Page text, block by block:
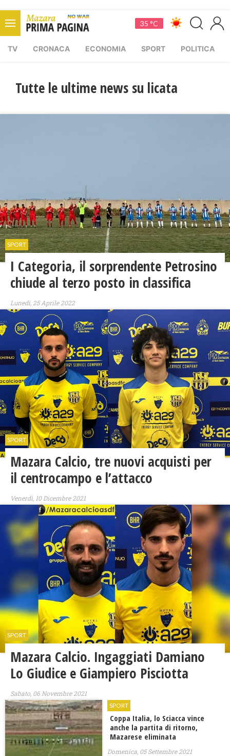
35 °C
TV CRONACA ECONOMIA SPORT POLITICA
Tutte le ultime news su licata
SPORT
I Categoria, il sorprendente Petrosino
chiude al terzo posto in classifica
Lunedì, 25 Aprile 2022
SPORT
​Mazara Calcio, tre nuovi acquisti per
il centrocampo e l’attacco
Venerdì, 10 Dicembre 2021
SPORT
Mazara Calcio. Ingaggiati Damiano
Lo Giudice e Giampiero Pisciotta
Sabato, 06 Novembre 2021
SPORT
Coppa Italia, lo Sciacca vince
anche la partita di ritorno,
Mazarese eliminata
Domenica, 05 Settembre 2021